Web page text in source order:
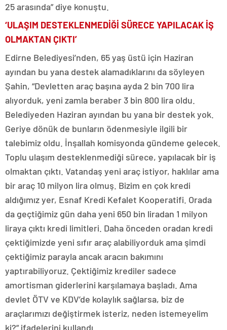
25 arasında” diye konuştu.
‘ULAŞIM DESTEKLENMEDİĞİ SÜRECE YAPILACAK İŞ
OLMAKTAN ÇIKTI’
Edirne Belediyesi’nden, 65 yaş üstü için Haziran
ayından bu yana destek alamadıklarını da söyleyen
Şahin, “Devletten araç başına ayda 2 bin 700 lira
alıyorduk, yeni zamla beraber 3 bin 800 lira oldu.
Belediyeden Haziran ayından bu yana bir destek yok.
Geriye dönük de bunların ödenmesiyle ilgili bir
talebimiz oldu. İnşallah komisyonda gündeme gelecek.
Toplu ulaşım desteklenmediği sürece, yapılacak bir iş
olmaktan çıktı. Vatandaş yeni araç istiyor, haklılar ama
bir araç 10 milyon lira olmuş. Bizim en çok kredi
aldığımız yer, Esnaf Kredi Kefalet Kooperatifi. Orada
da geçtiğimiz gün daha yeni 650 bin liradan 1 milyon
liraya çıktı kredi limitleri. Daha önceden oradan kredi
çektiğimizde yeni sıfır araç alabiliyorduk ama şimdi
çektiğimiz parayla ancak aracın bakımını
yaptırabiliyoruz. Çektiğimiz krediler sadece
amortisman giderlerini karşılamaya başladı. Ama
devlet ÖTV ve KDV’de kolaylık sağlarsa, biz de
araçlarımızı değiştirmek isteriz, neden istemeyelim
ki?” ifadelerini kullandı.